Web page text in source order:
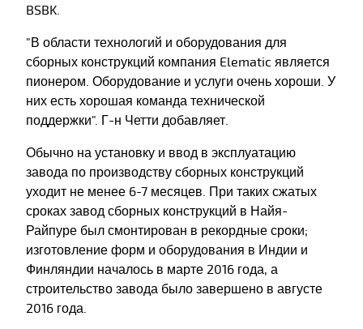
BSBK.
"В области технологий и оборудования для
сборных конструкций компания Elematic является
пионером. Оборудование и услуги очень хороши. У
них есть хорошая команда технической
поддержки". Г-н Четти добавляет.
Обычно на установку и ввод в эксплуатацию
завода по производству сборных конструкций
уходит не менее 6-7 месяцев. При таких сжатых
сроках завод сборных конструкций в Найя-
Райпуре был смонтирован в рекордные сроки;
изготовление форм и оборудования в Индии и
Финляндии началось в марте 2016 года, а
строительство завода было завершено в августе
2016 года.